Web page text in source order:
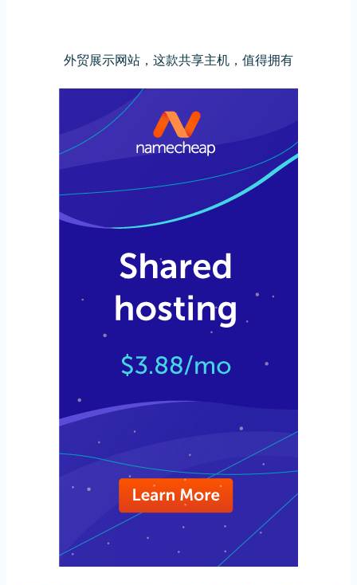
外贸展示网站，这款共享主机，值得拥有